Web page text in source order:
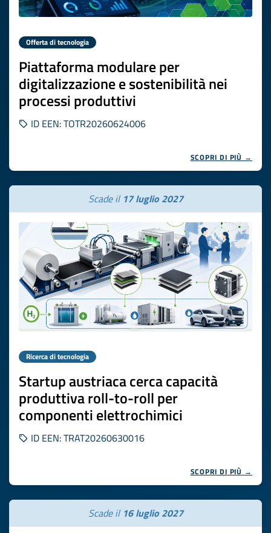
Offerta di tecnologia
Piattaforma modulare per
digitalizzazione e sostenibilità nei
processi produttivi
ID EEN: TOTR20260624006
SCOPRI DI PIÙ →
Scade il 17 luglio 2027
Ricerca di tecnologia
Startup austriaca cerca capacità
produttiva roll-to-roll per
componenti elettrochimici
ID EEN: TRAT20260630016
SCOPRI DI PIÙ →
Scade il 16 luglio 2027